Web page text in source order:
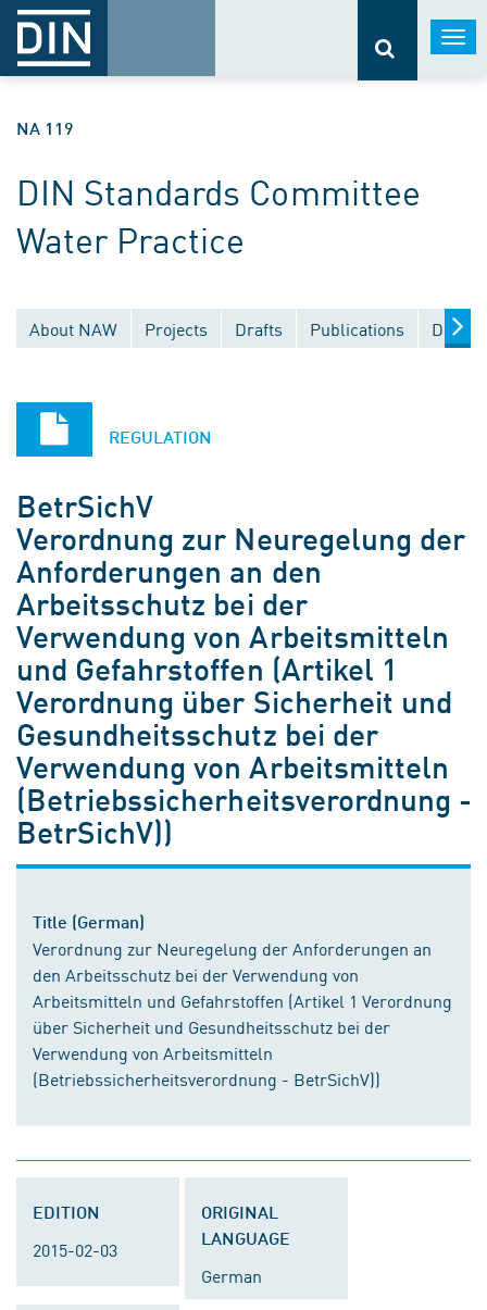
NA 119
DIN Standards Committee
Water Practice
About NAW Projects Drafts Publications
REGULATION
BetrSichV
Verordnung zur Neuregelung der
Anforderungen an den
Arbeitsschutz bei der
Verwendung von Arbeitsmitteln
und Gefahrstoffen (Artikel 1
Verordnung über Sicherheit und
Gesundheitsschutz bei der
Verwendung von Arbeitsmitteln
(Betriebssicherheitsverordnung -
BetrSichV))
Title (German)
Verordnung zur Neuregelung der Anforderungen an
den Arbeitsschutz bei der Verwendung von
Arbeitsmitteln und Gefahrstoffen (Artikel 1 Verordnung
über Sicherheit und Gesundheitsschutz bei der
Verwendung von Arbeitsmitteln
(Betriebssicherheitsverordnung - BetrSichV))
EDITION
2015-02-03
ORIGINAL
LANGUAGE
German